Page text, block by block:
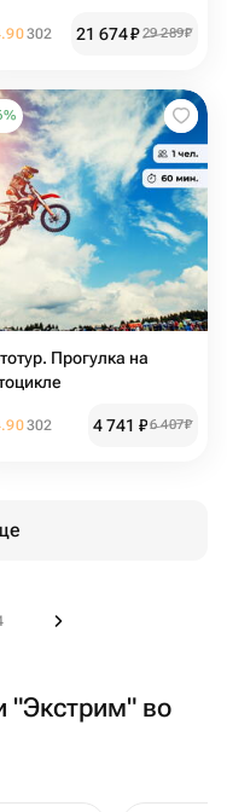
302 21 674₽ 29 289₽
%
Прогулка на
302 4 741 ₽6 407₽
"Экстрим" во